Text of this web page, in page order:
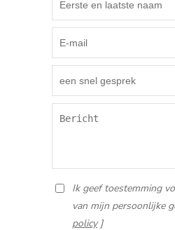
Ik geef toestemming
van mijn persoonlijke
policy]